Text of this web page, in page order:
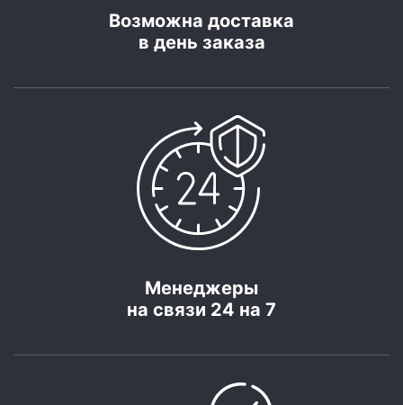
Возможна доставка
в день заказа
Менеджеры
на связи 24 на 7